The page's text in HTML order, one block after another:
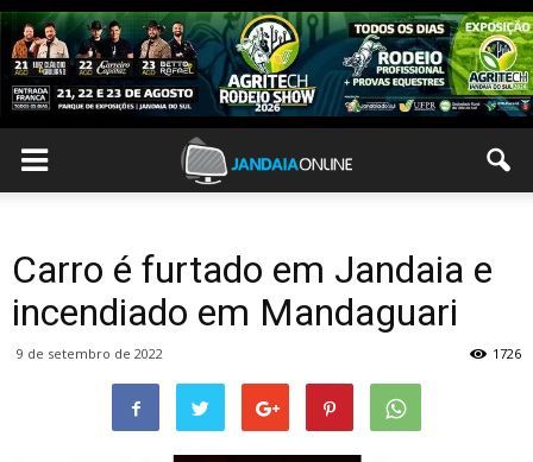
Carro é furtado em Jandaia e
incendiado em Mandaguari
9 de setembro de 2022 1726